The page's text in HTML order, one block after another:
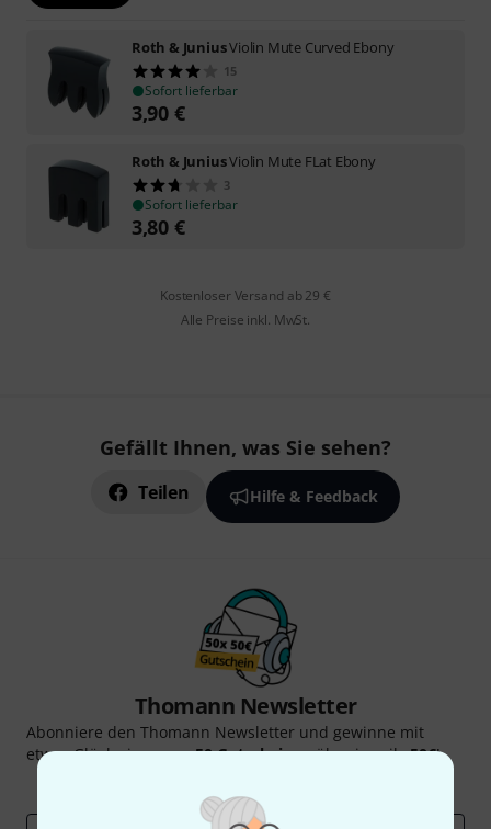
Roth & JuniusViolin Mute Curved Ebony
15
Sofort lieferbar
3,90 €
Roth & JuniusViolin Mute FLat Ebony
3
Sofort lieferbar
3,80 €
Kostenloser Versand ab 29 €
Alle Preise inkl. MwSt.
Gefällt Ihnen, was Sie sehen?
Teilen Hilfe & Feedback
Thomann Newsletter
Abonniere den Thomann Newsletter und gewinne mit
etwas Glück einen von50 Gutscheinenüber jeweils50€!